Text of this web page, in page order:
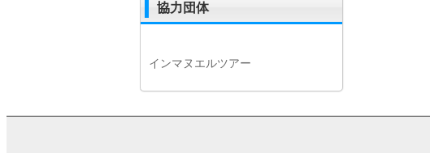
協力団体
インマヌエルツアー